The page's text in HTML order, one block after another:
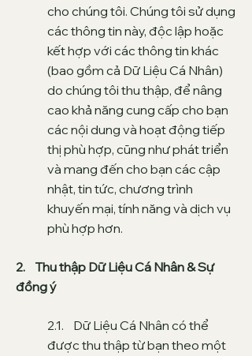
cho chúng tôi. Chúng tôi sử dụng
các thông tin này, độc lập hoặc
kết hợp với các thông tin khác
(bao gồm cả Dữ Liệu Cá Nhân)
do chúng tôi thu thập, để nâng
cao khả năng cung cấp cho bạn
các nội dung và hoạt động tiếp
thị phù hợp, cũng như phát triển
và mang đến cho bạn các cập
nhật, tin tức, chương trình
khuyến mại, tính năng và dịch vụ
phù hợp hơn.
2. Thu thập Dữ Liệu Cá Nhân & Sự
đồng ý
2.1. Dữ Liệu Cá Nhân có thể
được thu thập từ bạn theo một